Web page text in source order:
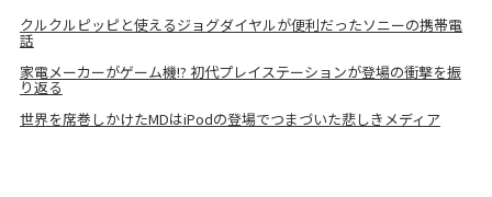
クルクルピッピと使えるジョグダイヤルが便利だったソニーの携帯電
話
家電メーカーがゲーム機!? 初代プレイステーションが登場の衝撃を振
り返る
世界を席巻しかけたMDはiPodの登場でつまづいた悲しきメディア